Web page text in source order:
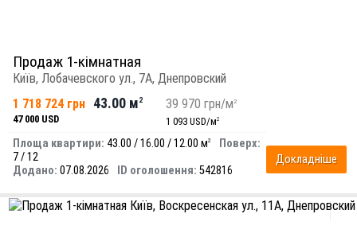
Продаж 1-кімнатная
Київ, Лобачевского ул., 7А, Днепровский
1 718 724 грн
47 000 USD
43.00 м 2 39 970 грн/м2
1 093 USD/м2
Докладніше
Площа квартири: 43.00 / 16.00 / 12.00 м2
Поверх:
7 / 12
Додано: 07.08.2026 ID оголошення: 542816